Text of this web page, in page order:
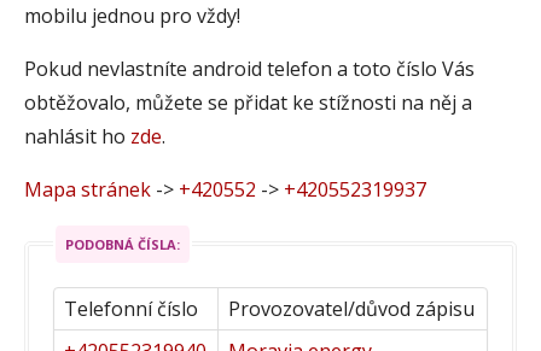
mobilu jednou pro vždy!
Pokud nevlastníte android telefon a toto číslo Vás
obtěžovalo, můžete se přidat ke stížnosti na něj a
nahlásit ho zde.
Mapa stránek -> +420552 -> +420552319937
PODOBNÁ ČÍSLA:
Telefonní číslo
Provozovatel/důvod zápisu